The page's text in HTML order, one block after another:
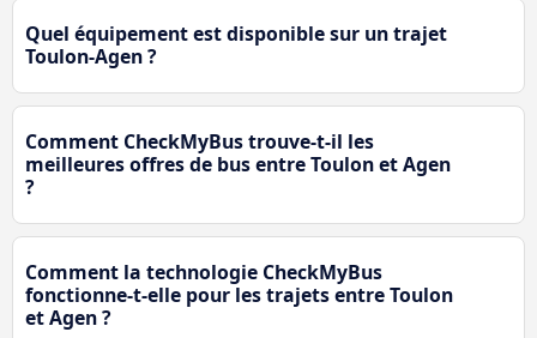
Quel équipement est disponible sur un trajet
Toulon-Agen ?
Comment CheckMyBus trouve-t-il les
meilleures offres de bus entre Toulon et Agen
?
Comment la technologie CheckMyBus
fonctionne-t-elle pour les trajets entre Toulon
et Agen ?